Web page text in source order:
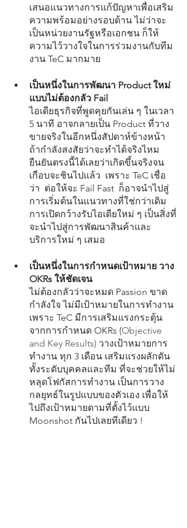
เสนอแนวทางการแก้ปัญหาเพื่อเสริม
ความพร้อมอย่างรอบด้าน ไม่ว่าจะ
เป็นหน่วยงานรัฐหรือเอกชน ก็ให้
ความไว้วางใจในการร่วมงานกับทีม
งาน TeC มากมาย
เป็นหนึ่งในการพัฒนา Product ใหม่
แบบไม่ต้องกลัว Fail
ไอเดียธุรกิจที่พูดคุยกันเล่น ๆ ในเวลา
5 นาที อาจกลายเป็น Product ที่วาง
ขายจริงในอีกหนึ่งสัปดาห์ข้างหน้า
ถ้ากำลังสงสัยว่าจะทำได้จริงไหม
ยืนยันตรงนี้ได้เลยว่าเกิดขึ้นจริงจน
เกือบจะชินไปแล้ว  เพราะ TeC เชื่อ
ว่า  ต่อให้จะ Fail Fast  ก็อาจนำไปสู่
การเริ่มต้นในแนวทางที่ใช่กว่าเดิม
การเปิดกว้างรับไอเดียใหม่ ๆ เป็นสิ่งที่
จะนำไปสู่การพัฒนาสินค้าและ
บริการใหม่ ๆ เสมอ
เป็นหนึ่งในการกำหนดเป้าหมาย วาง
OKRs ให้ชัดเจน
ไม่ต้องกลัวว่าจะหมด Passion ขาด
กำลังใจ ไม่มีเป้าหมายในการทำงาน
เพราะ TeC มีการเสริมแรงกระตุ้น
จากการกำหนด OKRs (Objective
and Key Results) วางเป้าหมายการ
ทำงาน ทุก 3 เดือน เสริมแรงผลักดัน
ทั้งระดับบุคคลและทีม ที่จะช่วยให้ไม่
หลุดโฟกัสการทำงาน เป็นการวาง
กลยุทธ์ในรูปแบบของตัวเอง เพื่อให้
ไปถึงเป้าหมายตามที่ตั้งไว้แบบ
Moonshot กันไปเลยทีเดียว !